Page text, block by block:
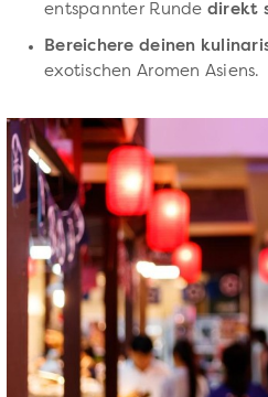
entspannter Runde direkt
Bereichere deinen
exotischen Aromen Asiens.